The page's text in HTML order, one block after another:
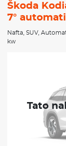
Škoda
7°
Nafta SUV,
kw